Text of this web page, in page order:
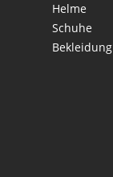
Helme
Schuhe
Bekleidung